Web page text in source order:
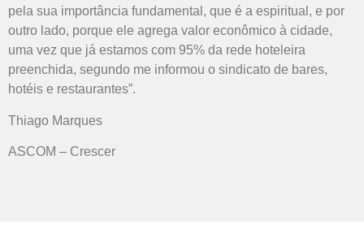
pela sua importância fundamental, que é a espiritual, e por
outro lado, porque ele agrega valor econômico à cidade,
uma vez que já estamos com 95% da rede hoteleira
preenchida, segundo me informou o sindicato de bares,
hotéis e restaurantes”.
Thiago Marques
ASCOM – Crescer